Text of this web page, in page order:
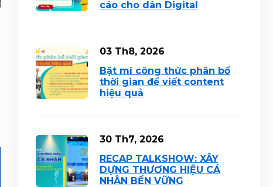
cáo cho dân Digital
03 Th8, 2026
Bật mí công thức phân bổ
thời gian để viết content
hiệu quả
30 Th7, 2026
RECAP TALKSHOW: XÂY
DỰNG THƯƠNG HIỆU CÁ
NHÂN BỀN VỮNG